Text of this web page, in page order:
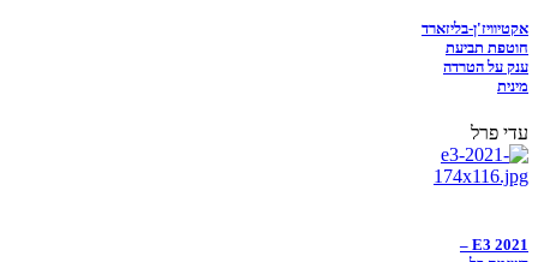
אקטיוויז'ן-בליזארד
חוטפת תביעת
ענק על הטרדה
מינית
עדי פרל
E3 2021 –